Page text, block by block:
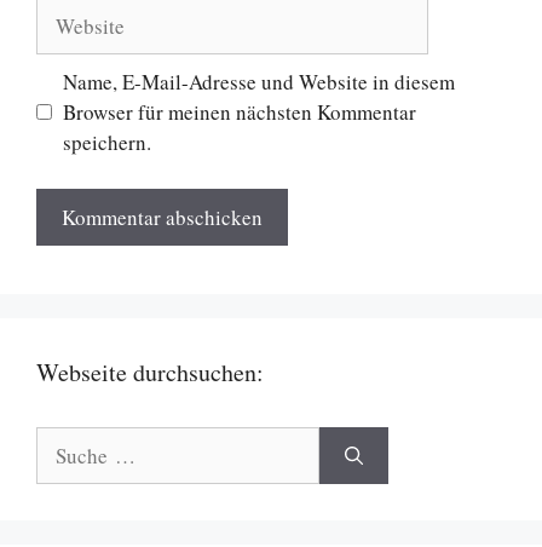
Name, E-Mail-Adresse und Website in diesem
Browser für meinen nächsten Kommentar
speichern.
Webseite durchsuchen:
nach: